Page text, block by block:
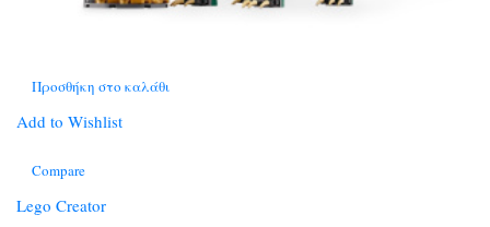
Προσθήκη στο καλάθι
Add to Wishlist
Compare
Lego Creator